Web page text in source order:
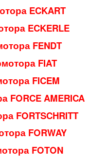
ECKART
ECKERLE
FENDT
FIAT
FICEM
FORCE AMERICA
FORTSCHRITT
FORWAY
FOTON